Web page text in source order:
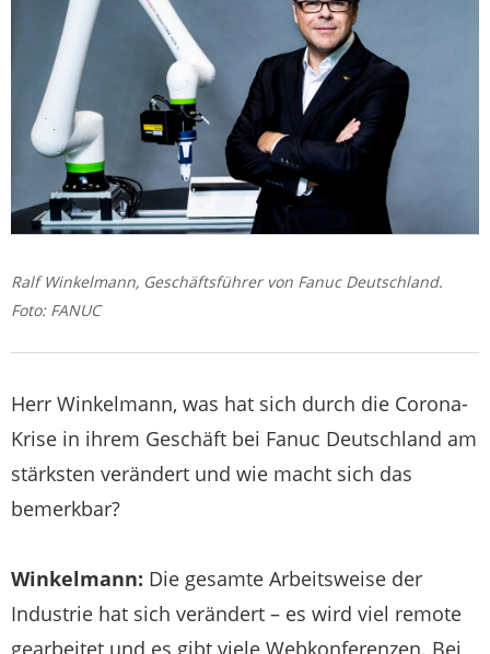
Ralf Winkelmann, Geschäftsführer von Fanuc Deutschland.
Foto: FANUC
Herr Winkelmann, was hat sich durch die Corona-
Krise in ihrem Geschäft bei Fanuc Deutschland am
stärksten verändert und wie macht sich das
bemerkbar?
Winkelmann: Die gesamte Arbeitsweise der
Industrie hat sich verändert – es wird viel remote